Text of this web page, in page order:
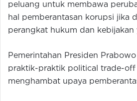
peluang untuk membawa
hal pemberantasan korupsi jika
perangkat hukum dan kebijakan
Pemerintahan Presiden
praktik-praktik political trade-
menghambat upaya